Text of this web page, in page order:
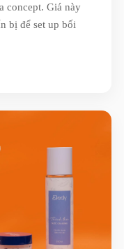
concept. Giá này
bị để set up bối